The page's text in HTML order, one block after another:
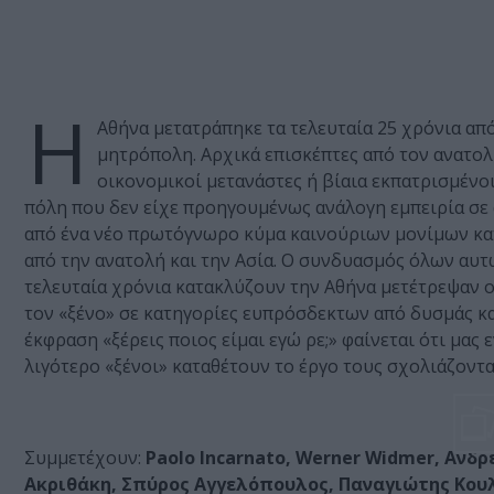
Η
Αθήνα μετατράπηκε τα τελευταία 25 χρόνια
μητρόπολη. Αρχικά επισκέπτες από τον
οικονομικοί μετανάστες ή βίαια
πόλη που δεν είχε προηγουμένως ανάλογη εμπειρία
από ένα νέο πρωτόγνωρο κύμα καινούριων μονίμων
από την ανατολή και την Ασία. Ο συνδυασμός όλων
τελευταία χρόνια κατακλύζουν την Αθήνα
τον «ξένο» σε κατηγορίες ευπρόσδεκτων από δυσμάς
έκφραση «ξέρεις ποιος είμαι εγώ ρε;» φαίνεται ότι μας
λιγότερο «ξένοι» καταθέτουν το έργο τους
Συμμετέχουν: Paolo Incarnato, Werner Widmer,
Ακριθάκη, Σπύρος Αγγελόπουλος, Παναγιώτης